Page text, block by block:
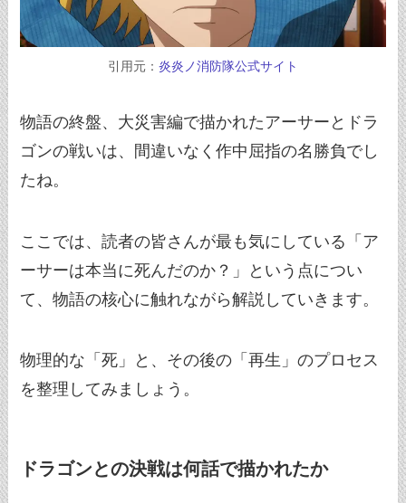
引用元： 炎炎ノ消防隊公式サイト
物語の終盤、大災害編で描かれたアーサーとドラ
ゴンの戦いは、間違いなく作中屈指の名勝負でし
たね。
ここでは、読者の皆さんが最も気にしている「ア
ーサーは本当に死んだのか？」という点につい
て、物語の核心に触れながら解説していきます。
物理的な「死」と、その後の「再生」のプロセス
を整理してみましょう。
ドラゴンとの決戦は何話で描かれたか